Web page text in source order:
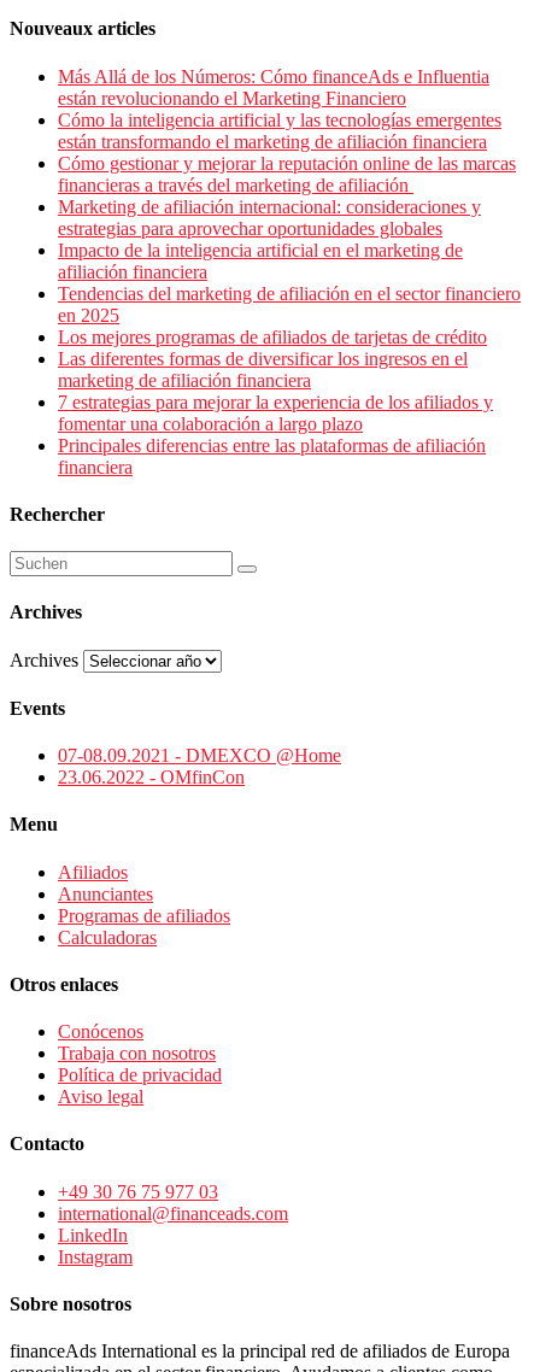
Nouveaux articles
Más Allá de los Números: Cómo financeAds e Influentia
están revolucionando el Marketing Financiero
Cómo la inteligencia artificial y las tecnologías emergentes
están transformando el marketing de afiliación financiera
Cómo gestionar y mejorar la reputación online de las marcas
financieras a través del marketing de afiliación
Marketing de afiliación internacional: consideraciones y
estrategias para aprovechar oportunidades globales
Impacto de la inteligencia artificial en el marketing de
afiliación financiera
Tendencias del marketing de afiliación en el sector financiero
en 2025
Los mejores programas de afiliados de tarjetas de crédito
Las diferentes formas de diversificar los ingresos en el
marketing de afiliación financiera
7 estrategias para mejorar la experiencia de los afiliados y
fomentar una colaboración a largo plazo
Principales diferencias entre las plataformas de afiliación
financiera
Rechercher
Archives
Archives
Events
07-08.09.2021 - DMEXCO @Home
23.06.2022 - OMfinCon
Menu
Afiliados
Anunciantes
Programas de afiliados
Calculadoras
Otros enlaces
Conócenos
Trabaja con nosotros
Política de privacidad
Aviso legal
Contacto
+49 30 76 75 977 03
international@financeads.com
LinkedIn
Instagram
Sobre nosotros
financeAds International es la principal red de afiliados de Europa